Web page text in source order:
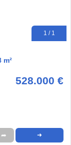
1 / 1
m²
528.000 €
➦ ➜